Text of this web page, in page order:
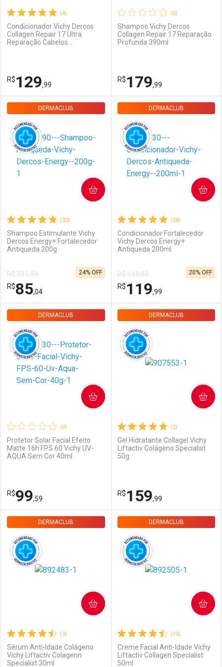
(4)
Condicionador Vichy Dercos
Collagen Repair 17 Ultra
Reparação Cabelos
R$129,99
Dermaclub
Ativar Desconto
Comprar sem Desconto
Por R$ 129,99/cada
Por Menos
Comprar sem Desconto
Por R$ 129,99/cada
(0)
Shampoo Vichy Dercos
Collagen Repair 17 Reparação
Profunda 390ml
R$179,99
Dermaclub
Ativar Desconto
Comprar sem Desconto
Por R$ 179,99/cada
Por Menos
Comprar sem Desconto
Por R$ 179,99/cada
(32)
Shampoo Estimulante Vichy
Dercos Energy+ Fortalecedor
Antiqueda 200g
DERMACLUB
R$ 111,99
R$85,04
24% OFF
COMPRAR
Dermaclub
Ativar Desconto
Por R$ 85,04/cada
Por Menos
Por R$ 85,04/cada
(28)
Condicionador Fortalecedor
Vichy Dercos Energy+
Antiqueda 200ml
DERMACLUB
R$ 149,99
R$119,99
20% OFF
COMPRAR
Dermaclub
Ativar Desconto
Por R$ 119,99/cada
Por Menos
Por R$ 119,99/cada
(0)
Protetor Solar Facial Efeito
Matte 16h FPS 60 Vichy UV-
AQUA Sem Cor 40ml
DERMACLUB
R$99,59
COMPRAR
Dermaclub
Ativar Desconto
Por Menos
(2)
Gel Hidratante Collagel Vichy
Liftactiv Colágeno Specialist
50g
DERMACLUB
R$159,99
COMPRAR
Dermaclub
Ativar Desconto
Por Menos
(3)
Sérum Anti-Idade Colágeno
Vichy Liftactiv Colagenn
Specialist 30ml
DERMACLUB
COMPRAR
(10)
Creme Facial Anti-Idade Vichy
Liftactiv Collagen Specialist
50ml
DERMACLUB
COMPRAR